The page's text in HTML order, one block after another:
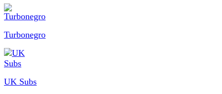
Turbonegro
UK Subs